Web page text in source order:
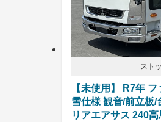
スト
【未使用】 R7年
雪仕様 観音/前立板
リアエアサス 240